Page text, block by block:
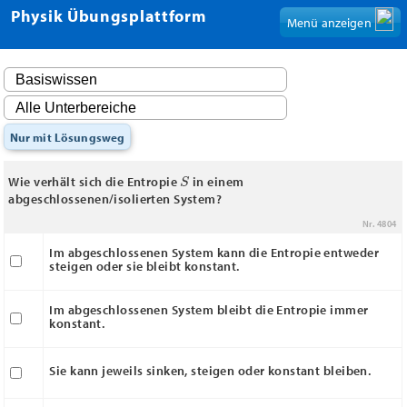
Physik Übungsplattform Menü anzeigen
Nur mit Lösungsweg
Wie verhält sich die Entropie S in einem
abgeschlossenen/isolierten System?
Nr. 4804
Im abgeschlossenen System kann die Entropie entweder
steigen oder sie bleibt konstant.
Im abgeschlossenen System bleibt die Entropie immer
konstant.
Sie kann jeweils sinken, steigen oder konstant bleiben.